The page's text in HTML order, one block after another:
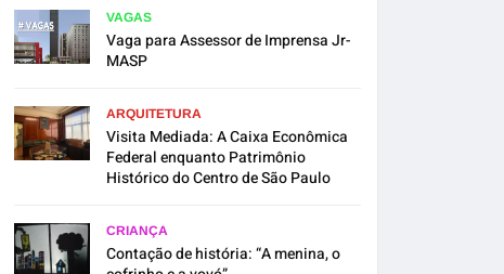
VAGAS
Vaga para Assessor de Imprensa Jr-
MASP
ARQUITETURA
Visita Mediada: A Caixa Econômica
Federal enquanto Patrimônio
Histórico do Centro de São Paulo
CRIANÇA
Contação de história: “A menina, o